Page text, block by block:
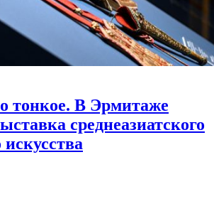
тонкое. В Эрмитаже
среднеазиатского